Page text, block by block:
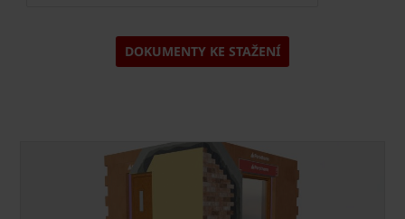
DOKUMENTY KE STAŽENÍ